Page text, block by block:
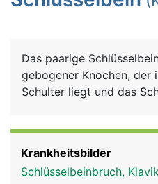
Symptome
News
Rubriken
Das paarige
gebogener Knochen, der
Schulter liegt und das
zusammen den
wichtige Funktion bei der
Krankheitsbilder
Schlüsselbeinbruch,